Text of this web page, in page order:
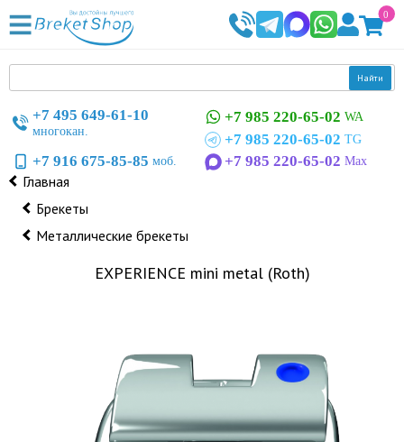
0
Найти
+7 495 649-61-10
многокан.
+7 916 675-85-85 моб.
+7 985 220-65-02 WA
+7 985 220-65-02 TG
+7 985 220-65-02 Max
Главная
Брекеты
Металлические брекеты
EXPERIENCE mini metal (Roth)